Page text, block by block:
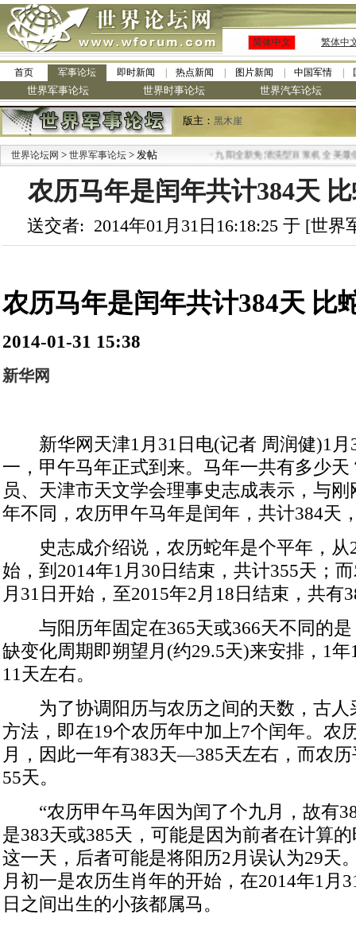
简体中文 繁体中
首页 军事论坛 即时新闻 热点新闻 图片新闻 中国军情
世界军事论坛 世界时事论坛 世界汽车论坛
版主： 黑木崖
世界论坛网 > 世界军事论坛 > 发帖 九阳全新免清洗型豆浆机 全美最低
农历马年是闰年共计384天
送交者: 2014年01月31日16:18:25 于 [世
农历马年是闰年共计384天 比
2014-01-31 15:38
新华网
新华网天津1月31日电(记者 周润健)1月
一，甲午马年正式到来。马年一共有多少
员、天津市天文学会理事史志成表示，与
年不同，农历甲午马年是闰年，共计384天
史志成介绍说，农历蛇年是个平年，从
始，到2014年1月30日结束，共计355天；
月31日开始，至2015年2月18日结束，共有
与阳历年固定在365天或366天不同的是
缺变化周期即朔望月(约29.5天)来安排，1
11天左右。
为了协调阳历与农历之间的天数，古人
方法，即在19个农历年中加上7个闰年。农
月，因此一年有383天—385天左右，而农
55天。
“农历甲午马年因为闰了个九月，故有
是383天或385天，可能是因为前者在计算
这一天，后者可能是将阳历2月误认为29天
月初一是农历生肖年的开始，在2014年1月
日之间出生的小孩都属马。